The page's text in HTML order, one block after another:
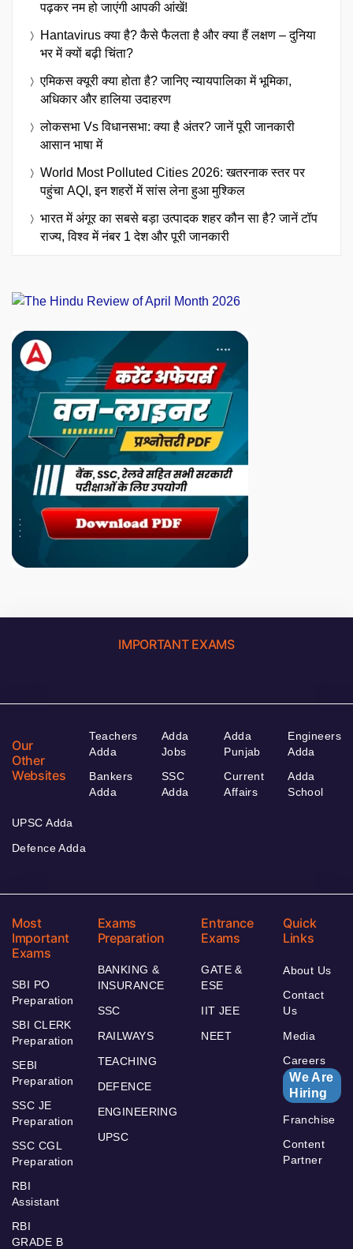
पढ़कर नम हो जाएंगी आपकी आंखें!
Hantavirus क्या है? कैसे फैलता है और क्या हैं लक्षण – दुनिया
भर में क्यों बढ़ी चिंता?
एमिकस क्यूरी क्या होता है? जानिए न्यायपालिका में भूमिका,
अधिकार और हालिया उदाहरण
लोकसभा Vs विधानसभा: क्या है अंतर? जानें पूरी जानकारी
आसान भाषा में
World Most Polluted Cities 2026: खतरनाक स्तर पर
पहुंचा AQI, इन शहरों में सांस लेना हुआ मुश्किल
भारत में अंगूर का सबसे बड़ा उत्पादक शहर कौन सा है? जानें टॉप
राज्य, विश्व में नंबर 1 देश और पूरी जानकारी
IMPORTANT EXAMS
Our
Other
Websites
Teachers
Adda
Bankers
Adda
Adda
Jobs
SSC
Adda
Adda
Punjab
Current
Affairs
Engineers
Adda
Adda
School
UPSC Adda
Defence Adda
Most
Important
Exams
SBI PO
Preparation
SBI CLERK
Preparation
SEBI
Preparation
SSC JE
Preparation
SSC CGL
Preparation
RBI
Assistant
RBI
GRADE B
Exams
Preparation
BANKING &
INSURANCE
SSC
RAILWAYS
TEACHING
DEFENCE
ENGINEERING
UPSC
Entrance
Exams
GATE &
ESE
IIT JEE
NEET
Quick
Links
About Us
Contact
Us
Media
Careers
We Are
Hiring
Franchise
Content
Partner